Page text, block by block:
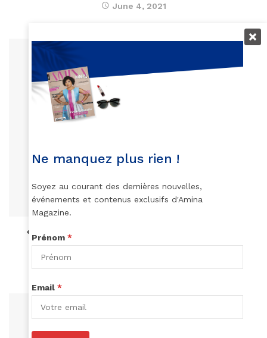
June 4, 2021
«GENIUS : ARETHA», la série inédite sur la reine
de la Soul
Ne manquez plus rien !
Soyez au courant des dernières nouvelles,
événements et contenus exclusifs d'Amina
Magazine.
Prénom *
Email *